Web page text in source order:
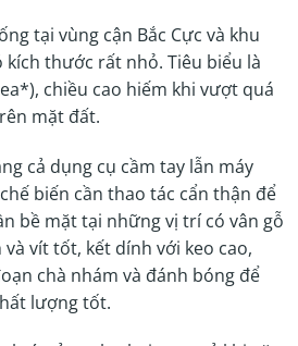
tại vùng cận Bắc Cực và khu
kích thước rất nhỏ. Tiêu biểu là
chiều cao hiếm khi vượt quá
mặt đất.
cả dụng cụ cầm tay lẫn máy
biến cần thao tác cẩn thận để
bề mặt tại những vị trí có vân gỗ
vít tốt, kết dính với keo cao,
chà nhám và đánh bóng để
lượng tốt.